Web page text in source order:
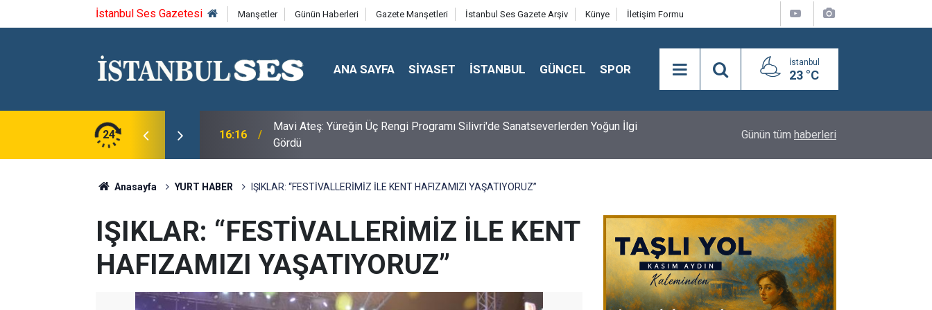
İstanbul Ses Gazetesi Manşetler Günün Haberleri Gazete Manşetleri İstanbul Ses Gazete Arşiv Künye İletişim Formu
ANA SAYFA SİYASET İSTANBUL GÜNCEL SPOR İstanbul
23 °C
24
Silivri'de Sanatseverlerden Yoğun İlgi
15:14 YAZ BOYUNCA MAHALLELERDE GECE İLAÇLAMASI YAPILIYOR Topatan Kavunu ve Selimpaşa'nın Meşhur
Günün tüm haberleri
Anasayfa YURT HABER IŞIKLAR: “FESTİVALLERİMİZ İLE KENT HAFIZAMIZI YAŞATIYORUZ”
IŞIKLAR: “FESTİVALLERİMİZ İLE KENT
HAFIZAMIZI YAŞATIYORUZ”